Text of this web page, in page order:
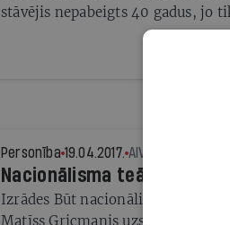
stāvējis nepabeigts 40 gadus, jo
iespējams novērtēt kvalitāti
Personība 19.04.2017. AIVARS OZOLIŅŠ
Nacionālisma teātris
Izrādes Būt nacionālistam
Matīss Gricmanis uzskata, ka visi